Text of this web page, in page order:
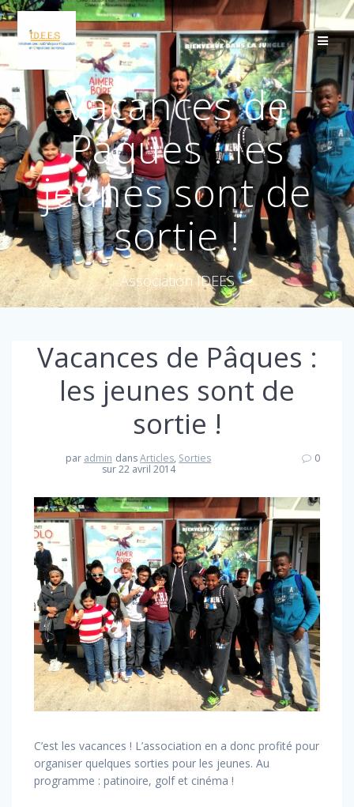
Vacances de
Pâques : les
jeunes sont de
sortie !
Association IDEES
Vacances de Pâques :
les jeunes sont de
sortie !
par admin dansArticles, Sorties
sur 22 avril 2014
0
C’est les vacances ! L’association en a donc profité pour
organiser quelques sorties pour les jeunes. Au
programme : patinoire, golf et cinéma !